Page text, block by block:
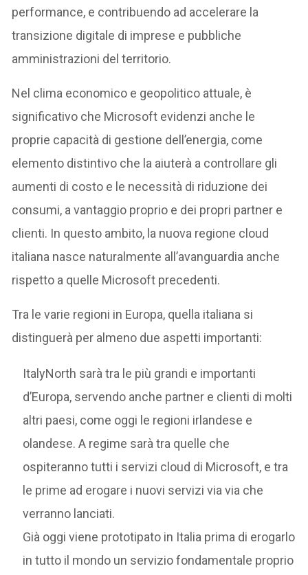
performance, e contribuendo ad accelerare la
transizione digitale di imprese e pubbliche
amministrazioni del territorio.
Nel clima economico e geopolitico attuale, è
significativo che Microsoft evidenzi anche le
proprie capacità di gestione dell’energia, come
elemento distintivo che la aiuterà a controllare gli
aumenti di costo e le necessità di riduzione dei
consumi, a vantaggio proprio e dei propri partner e
clienti. In questo ambito, la nuova regione cloud
italiana nasce naturalmente all’avanguardia anche
rispetto a quelle Microsoft precedenti.
Tra le varie regioni in Europa, quella italiana si
distinguerà per almeno due aspetti importanti:
ItalyNorth sarà tra le più grandi e importanti
d’Europa, servendo anche partner e clienti di molti
altri paesi, come oggi le regioni irlandese e
olandese. A regime sarà tra quelle che
ospiteranno tutti i servizi cloud di Microsoft, e tra
le prime ad erogare i nuovi servizi via via che
verranno lanciati.
Già oggi viene prototipato in Italia prima di erogarlo
in tutto il mondo un servizio fondamentale proprio